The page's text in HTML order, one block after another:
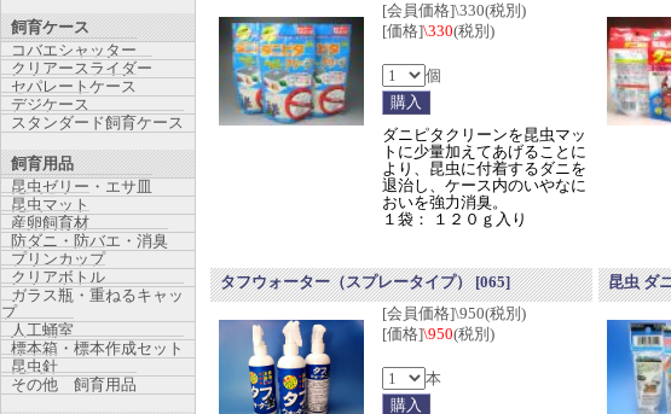
[会員価格]\330(税別)
[価格]\330(税別)
個
ダニピタクリーンを昆虫マッ
トに少量加えてあげることに
より、昆虫に付着するダニを
退治し、ケース内のいやなに
おいを強力消臭。
１袋： １２０ｇ入り
タフウォーター（スプレータイプ）[065]
[会員価格]\950(税別)
[価格]\950(税別)
本
昆虫 ダ
飼育ケース
コバエシャッター
クリアースライダー
セパレートケース
デジケース
スタンダード飼育ケース
飼育用品
昆虫ゼリー・エサ皿
昆虫マット
産卵飼育材
防ダニ・防バエ・消臭
プリンカップ
クリアボトル
ガラス瓶・重ねるキャッ
プ
人工蛹室
標本箱・標本作成セット
昆虫針
その他 飼育用品